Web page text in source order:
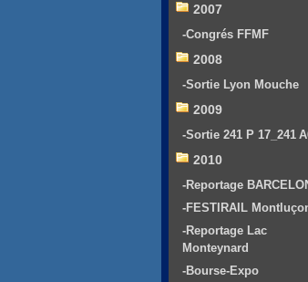
2007
-Congrés FFMF
2008
-Sortie Lyon Mouche
2009
-Sortie 241 P 17_241
2010
-Reportage
-FESTIRAIL
-Reportage Lac
Monteynard
-Bourse-Expo